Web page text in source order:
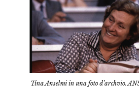
Tina Anselmi in una foto d’archvio.